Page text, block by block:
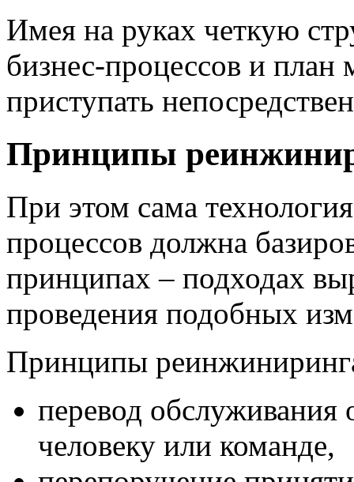
Имея на руках четкую
бизнес-процессов и
приступать
Принципы
При этом сама
процессов должна
принципах – подходах
проведения подобных
Принципы
перевод обслуживания
человеку или команде,